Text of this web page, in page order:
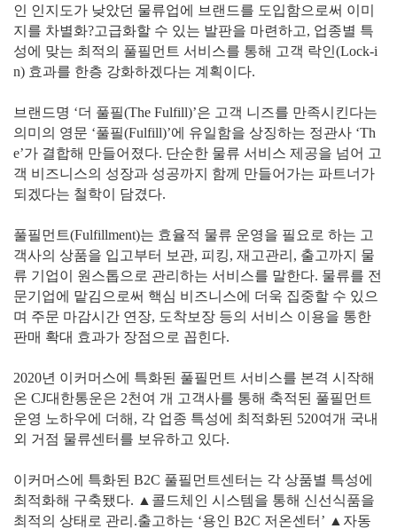
인 인지도가 낮았던 물류업에 브랜드를 도입함으로써 이미
지를 차별화?고급화할 수 있는 발판을 마련하고, 업종별 특
성에 맞는 최적의 풀필먼트 서비스를 통해 고객 락인(Lock-i
n) 효과를 한층 강화하겠다는 계획이다.
브랜드명 ‘더 풀필(The Fulfill)’은 고객 니즈를 만족시킨다는
의미의 영문 ‘풀필(Fulfill)’에 유일함을 상징하는 정관사 ‘Th
e’가 결합해 만들어졌다. 단순한 물류 서비스 제공을 넘어 고
객 비즈니스의 성장과 성공까지 함께 만들어가는 파트너가
되겠다는 철학이 담겼다.
풀필먼트(Fulfillment)는 효율적 물류 운영을 필요로 하는 고
객사의 상품을 입고부터 보관, 피킹, 재고관리, 출고까지 물
류 기업이 원스톱으로 관리하는 서비스를 말한다. 물류를 전
문기업에 맡김으로써 핵심 비즈니스에 더욱 집중할 수 있으
며 주문 마감시간 연장, 도착보장 등의 서비스 이용을 통한
판매 확대 효과가 장점으로 꼽힌다.
2020년 이커머스에 특화된 풀필먼트 서비스를 본격 시작해
온 CJ대한통운은 2천여 개 고객사를 통해 축적된 풀필먼트
운영 노하우에 더해, 각 업종 특성에 최적화된 520여개 국내
외 거점 물류센터를 보유하고 있다.
이커머스에 특화된 B2C 풀필먼트센터는 각 상품별 특성에
최적화해 구축됐다. ▲콜드체인 시스템을 통해 신선식품을
최적의 상태로 관리.출고하는 ‘용인 B2C 저온센터’ ▲자동